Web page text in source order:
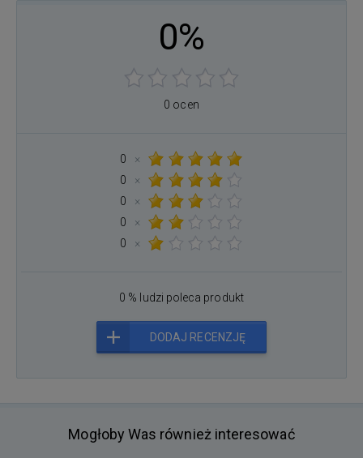
0%
0 ocen
0
×
0
×
0
×
0
×
0
×
0 % ludzi poleca produkt
DODAJ RECENZJĘ
Mogłoby Was również interesować